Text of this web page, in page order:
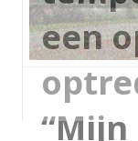
een